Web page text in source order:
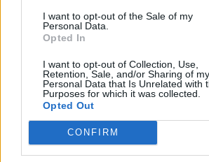
I want to opt-out of the Sale of my
Personal Data.
Opted In
I want to opt-out of Collection, Use,
Retention, Sale, and/or Sharing of my
Personal Data that Is Unrelated with
Purposes for which it was collected.
Opted Out
CONFIRM